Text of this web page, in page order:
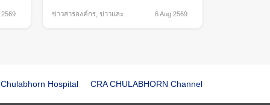
2569 ข่าวสารองค์กร ข่าวและ
6 Aug 2569
Chulabhorn Hospital CRA CHULABHORN Channel